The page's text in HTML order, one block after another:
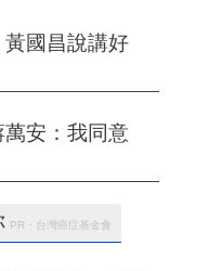
國昌說講好
安：我同意
PR・台灣癌症基金會